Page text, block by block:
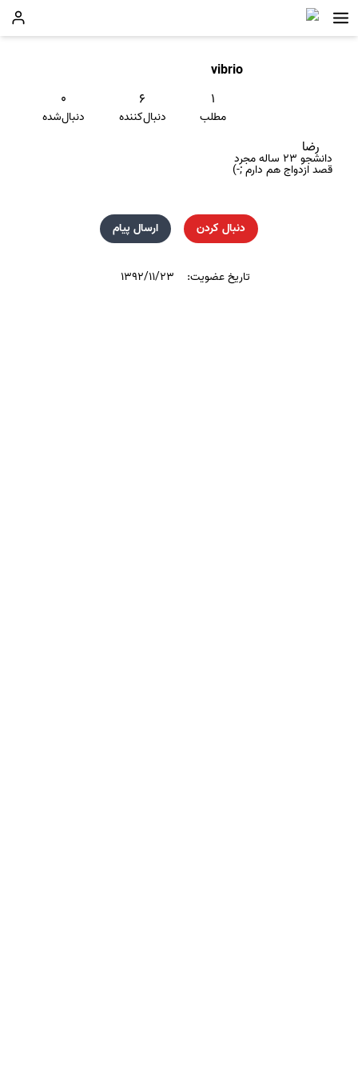
vibrio
۱
مطلب
۶
دنبال‌کننده
۰
دنبال‌شده
رضا
دانشجو ۲۳ ساله مجرد
قصد ازدواج هم دارم ;-)
دنبال کردن ارسال پیام
تاریخ عضویت: ۱۳۹۲/۱۱/۲۳